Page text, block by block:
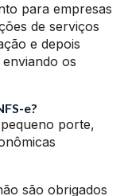
para empresas
de serviços
e depois
os
e?
porte,
são obrigados